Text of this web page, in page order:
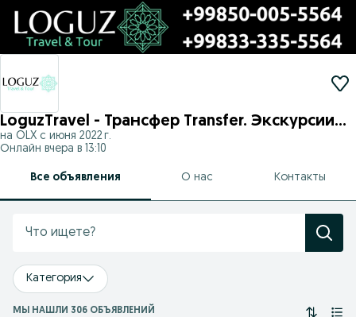
LoguzTravel - Трансфер Transfer. Экскурсии
Excursions. Туры Tours.24-7
на OLX с июня 2022 г.
Онлайн вчера в 13:10
Все объявления О нас Контакты
Категория
МЫ НАШЛИ 306 ОБЪЯВЛЕНИЙ